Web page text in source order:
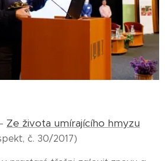
Ze života umírajícího hmyzu
č. 30/2017)